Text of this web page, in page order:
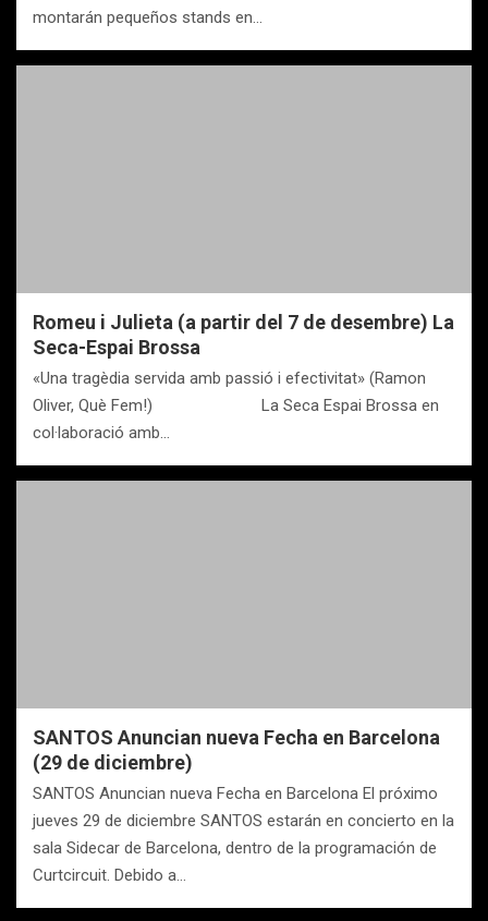
montarán pequeños stands en…
Romeu i Julieta (a partir del 7 de desembre) La
Seca-Espai Brossa
«Una tragèdia servida amb passió i efectivitat» (Ramon
Oliver, Què Fem!) La Seca Espai Brossa en
col·laboració amb…
SANTOS Anuncian nueva Fecha en Barcelona
(29 de diciembre)
SANTOS Anuncian nueva Fecha en Barcelona El próximo
jueves 29 de diciembre SANTOS estarán en concierto en la
sala Sidecar de Barcelona, dentro de la programación de
Curtcircuit. Debido a…